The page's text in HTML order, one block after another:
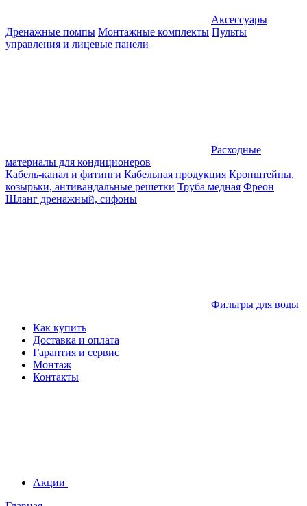
Аксессуары
Дренажные помпы Монтажные комплекты Пульты
управления и лицевые панели
Расходные
материалы для кондиционеров
Кабель-канал и фитинги Кабельная продукция Кронштейны,
козырьки, антивандальные решетки Труба медная Фреон
Шланг дренажный, сифоны
Фильтры для воды
Как купить
Доставка и оплата
Гарантия и сервис
Монтаж
Контакты
Акции